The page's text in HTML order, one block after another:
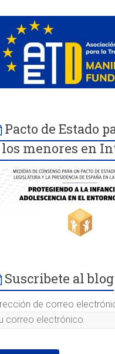
Pacto de Estado
los menores en
Suscribete al blog
de correo